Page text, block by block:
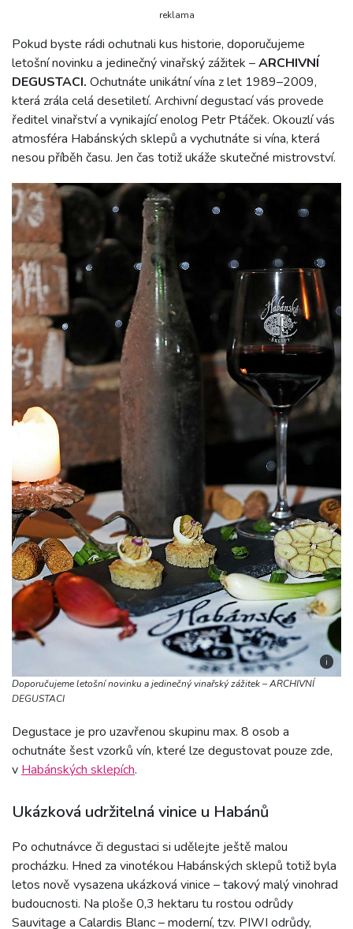
reklama
Pokud byste rádi ochutnali kus historie, doporučujeme
letošní novinku a jedinečný vinařský zážitek –ARCHIVNÍ
DEGUSTACI. Ochutnáte unikátní vína z let 1989–2009,
která zrála celá desetiletí. Archivní degustací vás provede
ředitel vinařství a vynikající enolog Petr Ptáček. Okouzlí vás
atmosféra Habánských sklepů a vychutnáte si vína, která
nesou příběh času. Jen čas totiž ukáže skutečné mistrovství.
i
Doporučujeme letošní novinku a jedinečný vinařský zážitek – ARCHIVNÍ
DEGUSTACI
Degustace je pro uzavřenou skupinu max. 8 osob a
ochutnáte šest vzorků vín, které lze degustovat pouze zde,
v Habánských sklepích.
Ukázková udržitelná vinice u Habánů
Po ochutnávce či degustaci si udělejte ještě malou
procházku. Hned za vinotékou Habánských sklepů totiž byla
letos nově vysazena ukázková vinice – takový malý vinohrad
budoucnosti. Na ploše 0,3 hektaru tu rostou odrůdy
Sauvitage a Calardis Blanc – moderní, tzv. PIWI odrůdy,